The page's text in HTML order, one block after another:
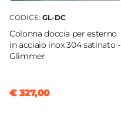
CODICE: GL-DC
Colonna doccia per esterno
in acciaio inox 304 satinato -
Glimmer
€ 327,00